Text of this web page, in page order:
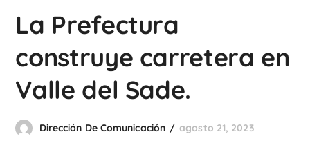
La Prefectura
construye carretera en
Valle del Sade.
Dirección De Comunicación agosto 21, 2023